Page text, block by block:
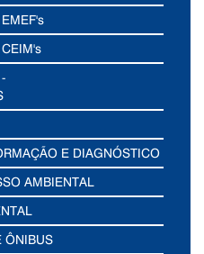
E DIAGNÓSTICO
AMBIENTAL
ÔNIBUS